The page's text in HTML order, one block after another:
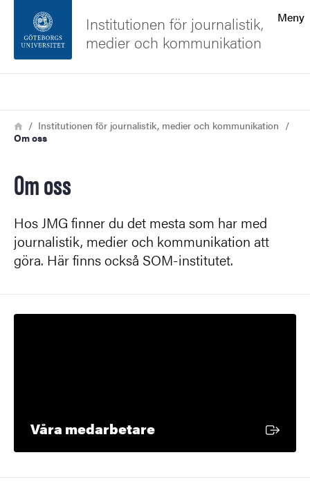
Sidfoten
Om webbplatsen
Meny
Institutionen för journalistik,
medier och kommunikation
Länkstig
HemInstitutionen för journalistik, medier och kommunikation
Om oss
Om oss
Hos JMG finner du det mesta som har med
journalistik, medier och kommunikation att
göra. Här finns också SOM-institutet.
Våra medarbetareExtern länk